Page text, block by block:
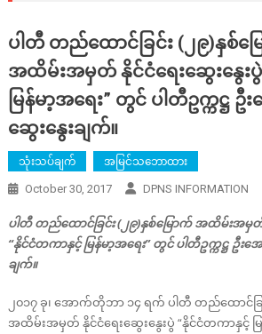
ပါတီ တည်ထောင်ခြင်း (၂၉)နှစ်မ
အထိမ်းအမှတ် နိုင်ငံရေးဆွေးနွေး
မြန်မာ့အရေး” တွင် ပါတီဥက္ကဋ္ဌ ဦ
ဆွေးနွေးချက်။
သုံးသပ်ချက် အမြင်သဘောထား
October 30, 2017 DPNS INFORMATION
ပါတီ တည်ထောင်ခြင်း (၂၉)နှစ်မြောက် အထိမ်းအမှတ်
“နိုင်ငံတကာနှင့် မြန်မာ့အရေး” တွင် ပါတီဥက္ကဋ္ဌ ဦးအ
ချက်။
၂၀၁၇ ခု၊ အောက်တိုဘာ ၁၄ ရက် ပါတီ တည်ထောင်ခြ
အထိမ်းအမှတ် နိုင်ငံရေးဆွေးနွေးပွဲ “နိုင်ငံတကာနှင့် မ